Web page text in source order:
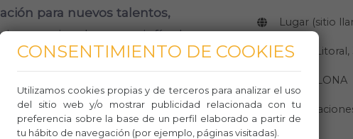
para nuevos talentos,
internacionales y un sinfín de
abre de martes a domingo en
Lugar (sitio
Av. del Litoral,
BARCELONA
CONSENTIMIENTO DE COOKIES
Utilizamos cookies propias y de terceros para analizar el uso
del sitio web y/o mostrar publicidad relacionada con tu
preferencia sobre la base de un perfil elaborado a partir de
tu hábito de navegación (por ejemplo, páginas visitadas).